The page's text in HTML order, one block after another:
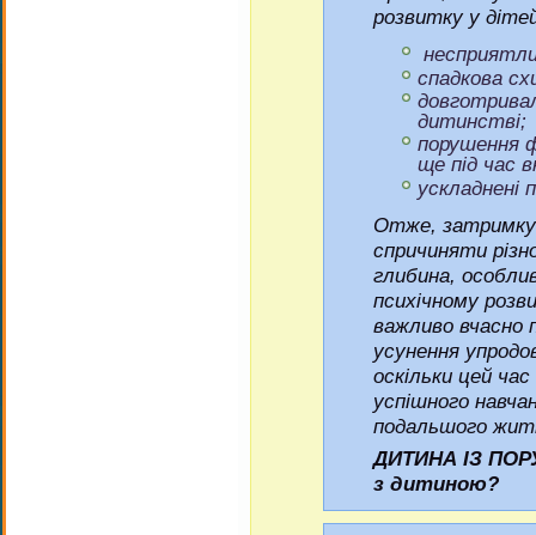
розвитку у
спадкова
дитинстві;
порушення
ще під час
ускладнені
Отже, затримку
спричиняти
глибина,
психічному
важливо вчасно
усунення
оскільки цей
успішного
подальшого
ДИТИНА ІЗ
з дитиною?